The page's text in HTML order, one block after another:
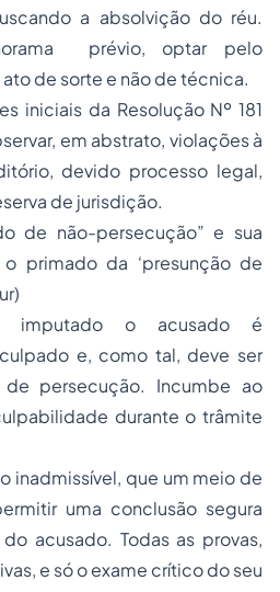
a absolvição do réu.
prévio, optar pelo
de sorte e não de técnica.
iniciais da Resolução Nº 181
em abstrato, violações à
devido processo legal,
de jurisdição.
de não-persecução” e sua
primado da ‘presunção de
imputado o acusado é
e, como tal, deve ser
persecução. Incumbe ao
durante o trâmite
inadmissível, que um meio de
uma conclusão segura
acusado. Todas as provas,
e só o exame crítico do seu